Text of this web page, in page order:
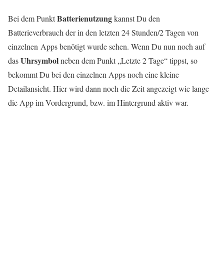
Bei dem PunktBatterienutzungkannst Du den
Batterieverbrauch der in den letzten 24 Stunden/2 Tagen von
einzelnen Apps benötigt wurde sehen. Wenn Du nun noch auf
dasUhrsymbolneben dem Punkt „Letzte 2 Tage“ tippst, so
bekommt Du bei den einzelnen Apps noch eine kleine
Detailansicht. Hier wird dann noch die Zeit angezeigt wie lange
die App im Vordergrund, bzw. im Hintergrund aktiv war.